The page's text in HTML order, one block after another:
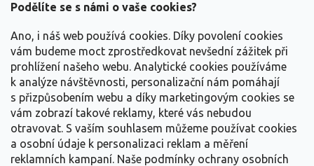
Podělíte se s námi o vaše cookies?
Ano, i náš web používá cookies. Díky povolení cookies
vám budeme moct zprostředkovat nevšední zážitek při
prohlížení našeho webu. Analytické cookies používáme
k analýze návštěvnosti, personalizační nám pomáhají
s přizpůsobením webu a díky marketingovým cookies se
vám zobrazí takové reklamy, které vás nebudou
otravovat. S vaším souhlasem můžeme používat cookies
a osobní údaje k personalizaci reklam a měření
reklamních kampaní. Naše podmínky ochrany osobních
Vše o nákupu
Informace pro Vás
Kontakujte nás